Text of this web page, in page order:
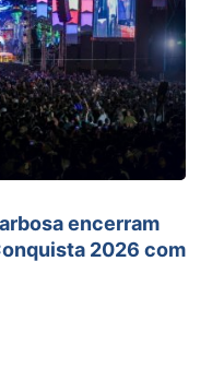
encerram
2026 com